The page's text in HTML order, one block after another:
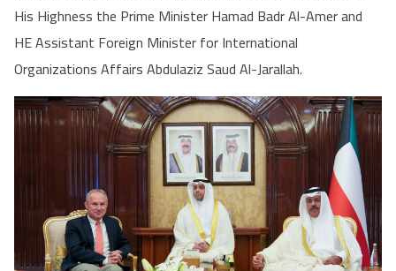
His Highness the Prime Minister Hamad Badr Al-Amer and
HE Assistant Foreign Minister for International
Organizations Affairs Abdulaziz Saud Al-Jarallah.